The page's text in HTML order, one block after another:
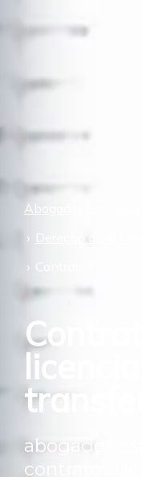
Abogados en
Derecho de la
Contratos de
licencia
abogados
contratos